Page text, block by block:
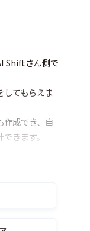
Shiftさん側で
てもらえま
作成でき、自
きます。